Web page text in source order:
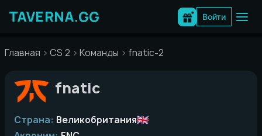
содержимому
Войти
Главная CS 2 Команды fnatic-2
fnatic
Страна: Великобритания